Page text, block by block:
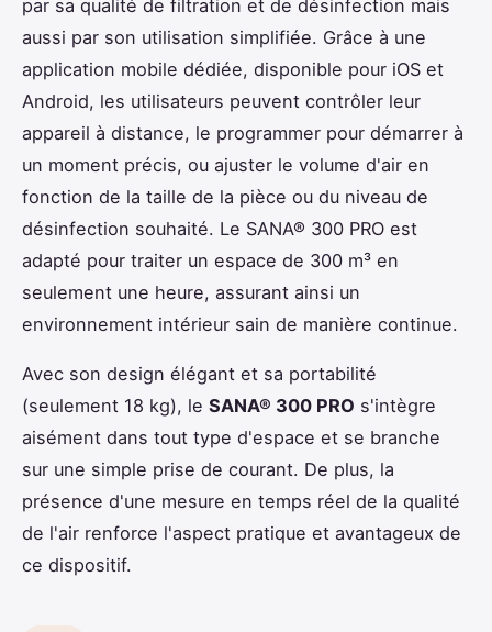
par sa qualité de filtration et de désinfection mais
aussi par son utilisation simplifiée. Grâce à une
application mobile dédiée, disponible pour iOS et
Android, les utilisateurs peuvent contrôler leur
appareil à distance, le programmer pour démarrer à
un moment précis, ou ajuster le volume d'air en
fonction de la taille de la pièce ou du niveau de
désinfection souhaité. Le SANA® 300 PRO est
adapté pour traiter un espace de 300 m³ en
seulement une heure, assurant ainsi un
environnement intérieur sain de manière continue.
Avec son design élégant et sa portabilité
(seulement 18 kg), le SANA® 300 PRO s'intègre
aisément dans tout type d'espace et se branche
sur une simple prise de courant. De plus, la
présence d'une mesure en temps réel de la qualité
de l'air renforce l'aspect pratique et avantageux de
ce dispositif.